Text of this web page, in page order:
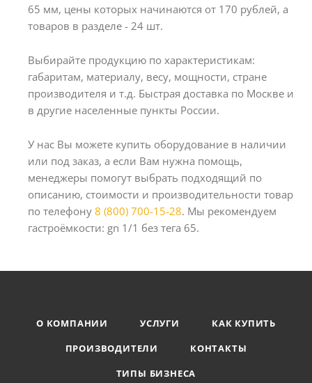
65 мм, цены которых начинаются от 170 рублей, а
товаров в разделе - 24 шт.
Выбирайте продукцию по характеристикам:
габаритам, материалу, весу, мощности, стране
производителя и т.д. Быстрая доставка по Москве и
в другие населенные пункты России.
У нас Вы можете купить оборудование в наличии
или под заказ, а если Вам нужна помощь,
менеджеры помогут выбрать подходящий по
описанию, стоимости и производительности товар
по телефону 8 (800) 700-15-28. Мы рекомендуем
гастроёмкости: gn 1/1 без тега 65.
О КОМПАНИИ УСЛУГИ
КАК КУПИТЬ
ПРОИЗВОДИТЕЛИ
КОНТАКТЫ
ТИПЫ БИЗНЕСА